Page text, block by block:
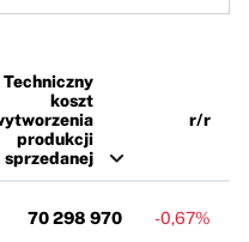
Techniczny
koszt
produkcji
sprzedanej
r/r
70 298 970 -0,67%